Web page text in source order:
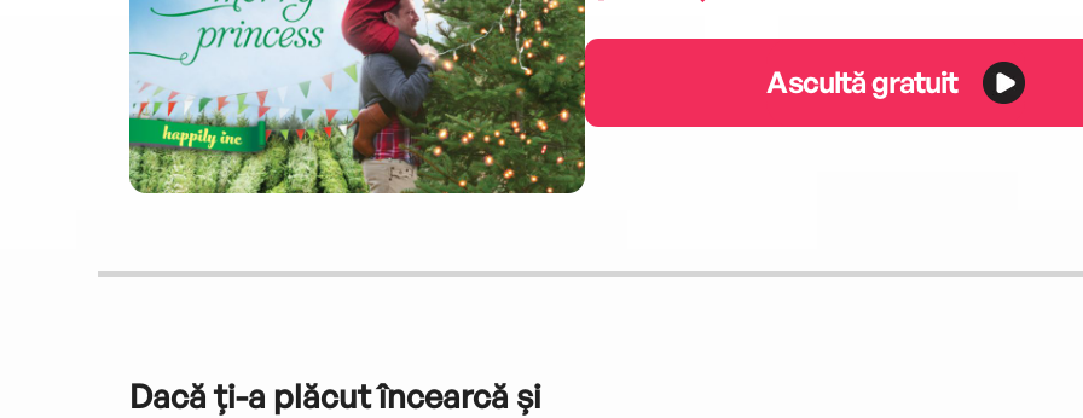
Ascultă gratuit
Dacă ți-a plăcut încearcă și